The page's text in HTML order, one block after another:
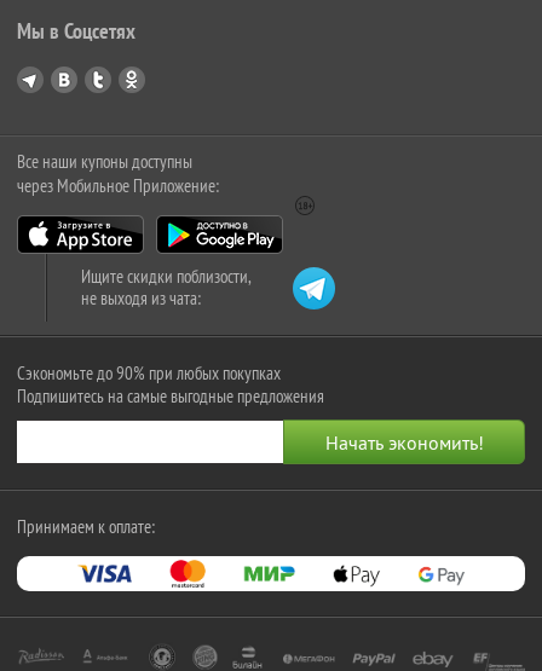
Мы в Соцсетях
Все наши купоны доступны
через Мобильное Приложение:
Ищите скидки поблизости,
не выходя из чата:
Сэкономьте до 90% при любых покупках
Подпишитесь на самые выгодные предложения
Принимаем к оплате: